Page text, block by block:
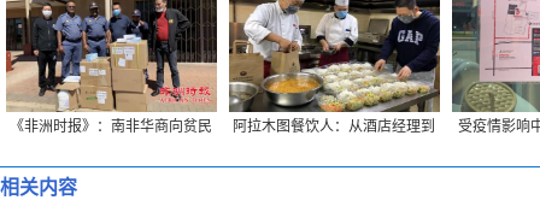
《非洲时报》：南非华商向贫民
阿拉木图餐饮人：从酒店经理到
受疫情影响
相关内容